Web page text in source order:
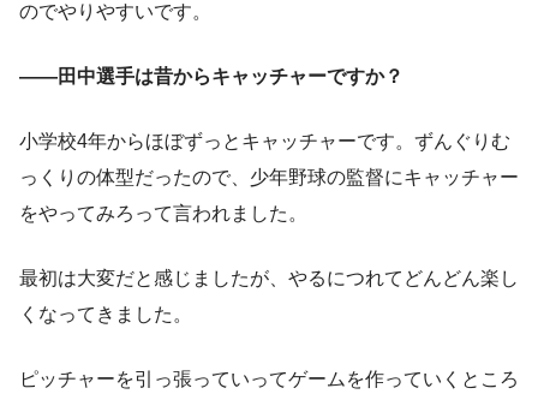
のでやりやすいです。
――田中選手は昔からキャッチャーですか？
小学校4年からほぼずっとキャッチャーです。ずんぐりむ
っくりの体型だったので、少年野球の監督にキャッチャー
をやってみろって言われました。
最初は大変だと感じましたが、やるにつれてどんどん楽し
くなってきました。
ピッチャーを引っ張っていってゲームを作っていくところ